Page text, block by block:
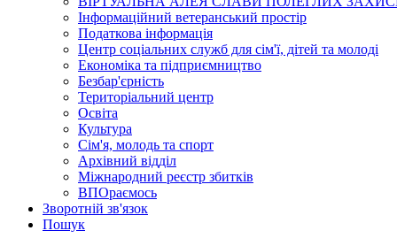
Інформаційний ветеранський простір
Податкова інформація
Центр соціальних служб для сім'ї, дітей та молоді
Економіка та підприємництво
Безбар'єрність
Територіальний центр
Освіта
Культура
Сім'я, молодь та спорт
Архівний відділ
Міжнародний реєстр збитків
ВПОраємось
Зворотній зв'язок
Пошук